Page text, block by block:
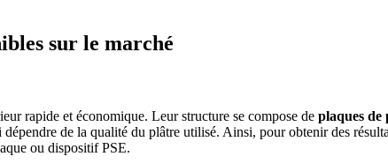
sur le marché
rapide et économique. Leur structure se compose de plaques de
de la qualité du plâtre utilisé. Ainsi, pour obtenir des
ou dispositif PSE.